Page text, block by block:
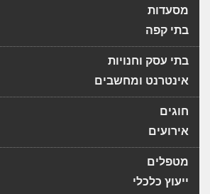
מסעדות
בתי קפה
בתי עסק וחנויות
אינטרנט ומחשבים
חוגים
אירועים
מטפלים
ייעוץ כלכלי